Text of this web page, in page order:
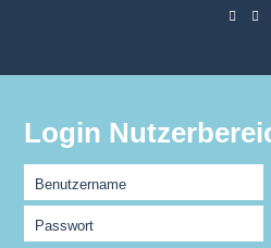
Login
Benutzername
Passwort